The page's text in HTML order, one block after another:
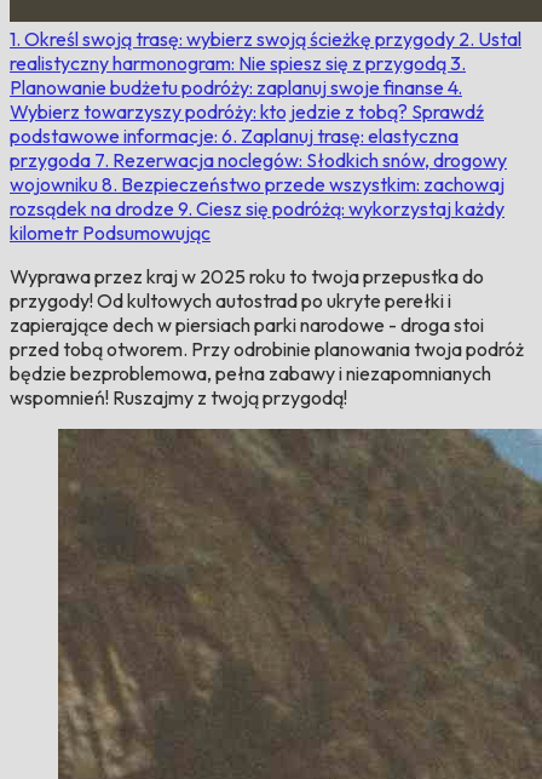
1. Określ swoją trasę: wybierz swoją ścieżkę przygody 2. Ustal
realistyczny harmonogram: Nie spiesz się z przygodą3.
Planowanie budżetu podróży: zaplanuj swoje finanse 4.
Wybierz towarzyszy podróży: kto jedzie z tobą? Sprawdź
podstawowe informacje: 6. Zaplanuj trasę: elastyczna
przygoda 7. Rezerwacja noclegów: Słodkich snów, drogowy
wojowniku8. Bezpieczeństwo przede wszystkim: zachowaj
rozsądek na drodze 9. Ciesz się podróżą: wykorzystaj każdy
kilometr Podsumowując
Wyprawa przez kraj w 2025 roku to twoja przepustka do
przygody! Od kultowych autostrad po ukryte perełki i
zapierające dech w piersiach parki narodowe - droga stoi
przed tobą otworem. Przy odrobinie planowania twoja podróż
będzie bezproblemowa, pełna zabawy i niezapomnianych
wspomnień! Ruszajmy z twoją przygodą!